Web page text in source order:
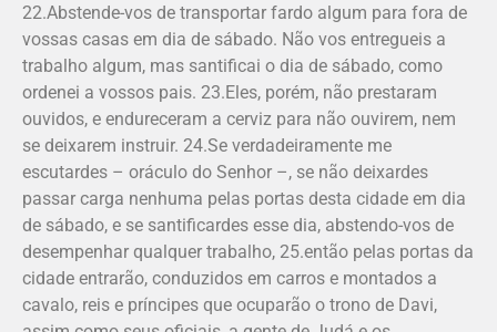
22.Abstende-vos de transportar fardo algum para fora de
vossas casas em dia de sábado. Não vos entregueis a
trabalho algum, mas santificai o dia de sábado, como
ordenei a vossos pais. 23.Eles, porém, não prestaram
ouvidos, e endureceram a cerviz para não ouvirem, nem
se deixarem instruir. 24.Se verdadeiramente me
escutardes – oráculo do Senhor –, se não deixardes
passar carga nenhuma pelas portas desta cidade em dia
de sábado, e se santificardes esse dia, abstendo-vos de
desempenhar qualquer trabalho, 25.então pelas portas da
cidade entrarão, conduzidos em carros e montados a
cavalo, reis e príncipes que ocuparão o trono de Davi,